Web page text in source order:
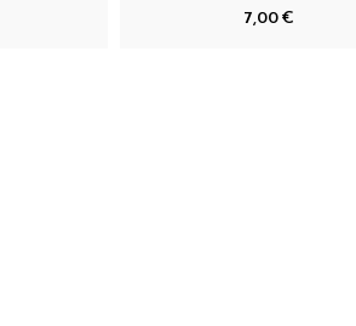
7,00 €